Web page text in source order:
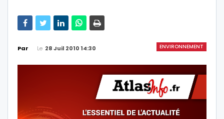
ENVIRONNEMENT
Par Le 28 Juil 2010 14:30